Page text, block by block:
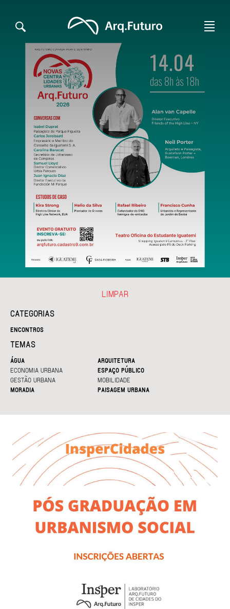
CATEGORIAS
ENCONTROS
TEMAS
ÁGUA
ARQUITETURA
ECONOMIA URBANA
ESPAÇO PÚBLICO
GESTÃO URBANA
MOBILIDADE
MORADIA
PAISAGEM URBANA
LIMPAR